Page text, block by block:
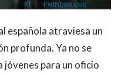
española atraviesa un
profunda. Ya no se
para un oficio